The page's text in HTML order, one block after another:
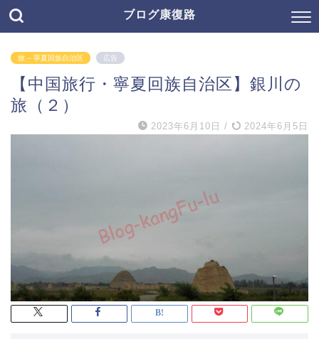
ブログ康復路
旅 – 寧夏回族自治区 広告
【中国旅行・寧夏回族自治区】銀川の
旅（２）
2023年6月10日 / 2024年6月5日